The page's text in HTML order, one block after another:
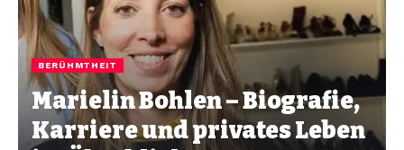
BERÜHMTHEIT
Marielin Bohlen – Biografie,
Karriere und privates Leben